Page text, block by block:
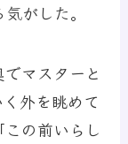
がした。
マスターと
外を眺めて
の前いらし